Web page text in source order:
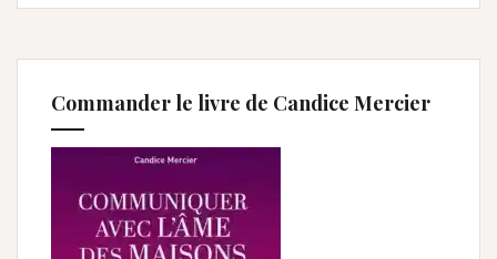
Commander le livre de Candice Mercier